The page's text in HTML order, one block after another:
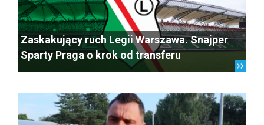
Zaskakujący ruch Legii Warszawa. Snajper
Sparty Praga o krok od transferu